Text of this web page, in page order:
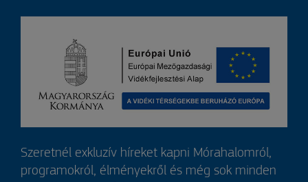
Szeretnél exkluzív híreket kapni Mórahalomról,
programokról, élményekről és még sok minden